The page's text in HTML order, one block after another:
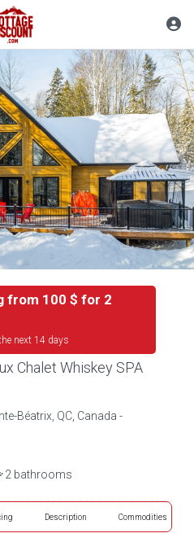
from 100 $ for 2
next 14 days
Chalet Whiskey SPA
Béatrix, QC, Canada -
2 bathrooms
Description Commodities